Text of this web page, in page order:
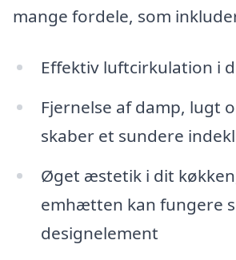
mange fordele, som
Effektiv luftcirkulation i
Fjernelse af damp, lugt
skaber et sundere
Øget æstetik i dit
emhætten kan fungere
designelement